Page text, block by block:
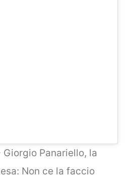
Giorgio Panariello, la
Non ce la faccio